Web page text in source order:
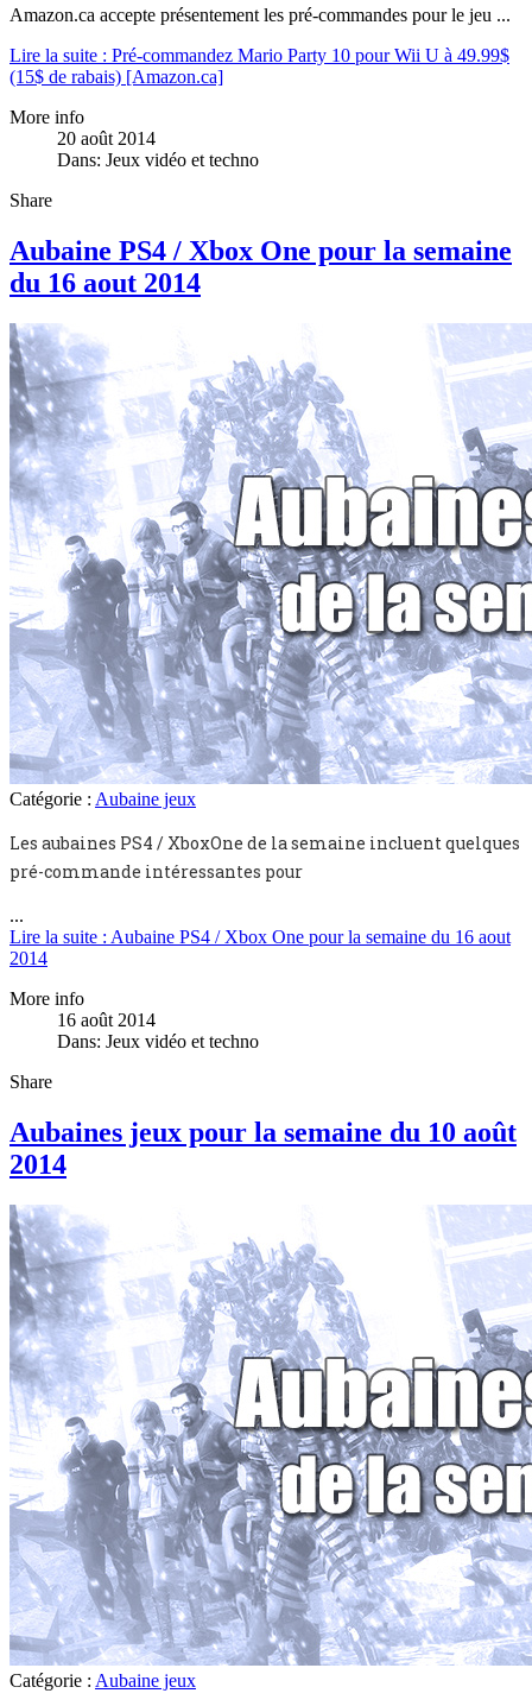
Amazon.ca accepte présentement les pré-commandes pour le jeu ...
Lire la suite : Pré-commandez Mario Party 10 pour Wii U à 49.99$
(15$ de rabais) [Amazon.ca]
More info
20 août 2014
Dans: Jeux vidéo et techno
Share
Aubaine PS4 / Xbox One pour la semaine
du 16 aout 2014
Catégorie : Aubaine jeux
Les aubaines PS4 / XboxOne de la semaine incluent quelques
pré-commande intéressantes pour
...
Lire la suite : Aubaine PS4 / Xbox One pour la semaine du 16 aout
2014
More info
16 août 2014
Dans: Jeux vidéo et techno
Share
Aubaines jeux pour la semaine du 10 août
2014
Catégorie : Aubaine jeux